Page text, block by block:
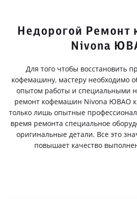
Недорогой
Nivona
Для того чтобы восстановить
кофемашину, мастеру необходимо
опытом работы и специальными
ремонт кофемашин Nivona ЮВАО к
только лишь опытные
время ремонта специальное
оригинальные детали. Все это
повышает качество